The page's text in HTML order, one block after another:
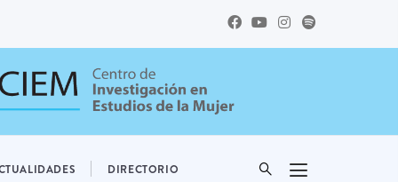
DIRECTORIO